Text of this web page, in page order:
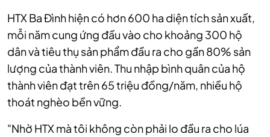
HTX Ba Đình hiện có hơn 600 ha diện tích sản xuất,
mỗi năm cung ứng đầu vào cho khoảng 300 hộ
dân và tiêu thụ sản phẩm đầu ra cho gần 80% sản
lượng của thành viên. Thu nhập bình quân của hộ
thành viên đạt trên 65 triệu đồng/năm, nhiều hộ
thoát nghèo bền vững.
"Nhờ HTX mà tôi không còn phải lo đầu ra cho lúa